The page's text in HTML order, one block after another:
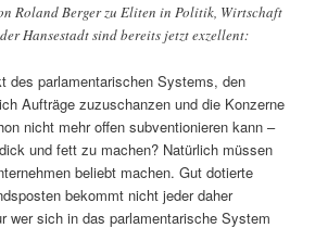
Roland Berger zu Eliten in Politik, Wirtschaft
Hansestadt sind bereits jetzt exzellent:
des parlamentarischen Systems, den
Aufträge zuzuschanzen und die Konzerne
nicht mehr offen subventionieren kann –
und fett zu machen? Natürlich müssen
beliebt machen. Gut dotierte
bekommt nicht jeder daher
wer sich in das parlamentarische System